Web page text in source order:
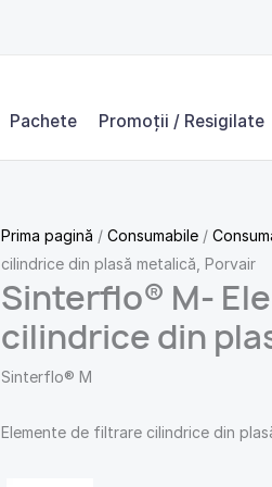
Pachete Promoții / Resigilate
Prima pagină /Consumabile /
cilindrice din plasă metalică, Porvair
Sinterflo® M-
cilindrice din
Sinterflo® M
Elemente de filtrare cilindrice din